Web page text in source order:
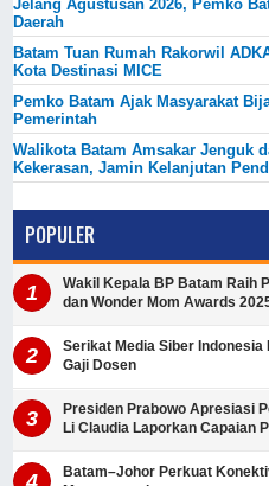
Jelang Agustusan 2026, Pemko
Daerah
Batam Tuan Rumah Rakorwil
Kota Destinasi MICE
Pemko Batam Ajak Masyarakat
Pemerintah
Walikota Batam Amsakar Jenguk
Kekerasan, Jamin Kelanjutan
POPULER
Wakil Kepala BP Batam Raih
dan Wonder Mom Awards
Serikat Media Siber
Gaji Dosen
Presiden Prabowo Apresiasi
Li Claudia Laporkan Capaian
Batam–Johor Perkuat